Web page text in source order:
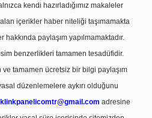
kendi hazırladığımız makaleler
içerikler haber niteliği taşımamakta
paylaşım yapılmamaktadır.
benzerlikleri tamamen tesadüfidir.
ve tamamen ücretsiz bir bilgi paylaşım
düzenlemelere aykırı olduğunu
adresine